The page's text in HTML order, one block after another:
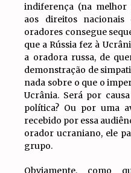
indiferença (na melhor
aos direitos
oradores consegue
que a Rússia fez à
a oradora russa, de
demonstração de
nada sobre o que o
Ucrânia. Será por
política? Ou por uma
recebido por essa
orador ucraniano, ele
grupo.
Obviamente, como